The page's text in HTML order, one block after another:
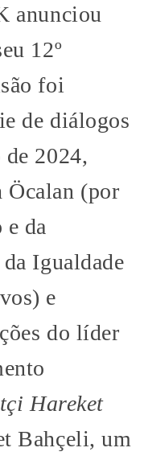
anunciou
12º
foi
de diálogos
2024,
Öcalan (por
da
Igualdade
e
do líder
Hareket
Bahçeli, um